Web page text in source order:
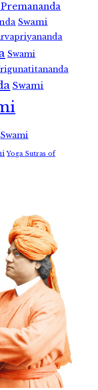
Swami
Swami
Swami
Swami
Yoga Sutras of